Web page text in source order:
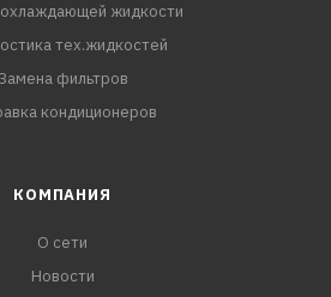
жидкости
тех.жидкостей
Замена фильтров
кондиционеров
КОМПАНИЯ
О сети
Новости